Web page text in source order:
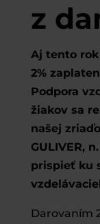
z
Aj tento
2%
Podpora
žiakov sa
našej
GULIVER,
prispieť ku
Darovaním